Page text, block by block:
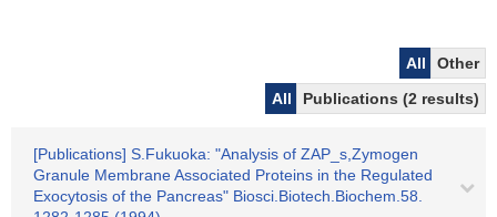
All
Other
All
Publications (2 results)
[Publications] S.Fukuoka: "Analysis of ZAP_s,Zymogen
Granule Membrane Associated Proteins in the Regulated
Exocytosis of the Pancreas" Biosci.Biotech.Biochem.58.